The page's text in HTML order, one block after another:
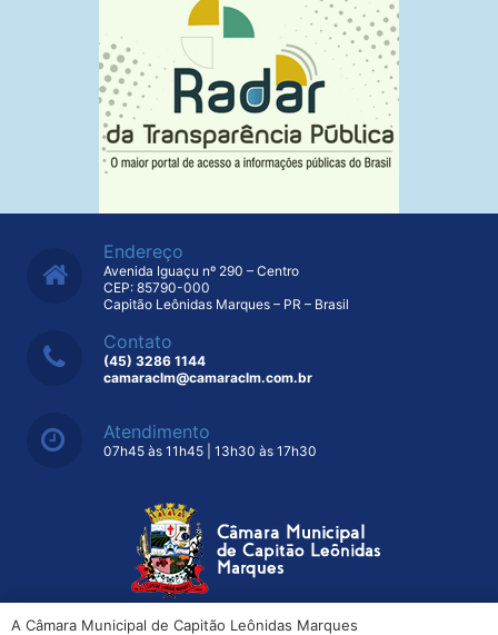
Endereço
Avenida Iguaçu nº 290 – Centro
CEP: 85790-000
Capitão Leônidas Marques – PR – Brasil
Contato
(45) 3286 1144
camaraclm@camaraclm.com.br
Atendimento
07h45 às 11h45 | 13h30 às 17h30
A Câmara Municipal de Capitão Leônidas Marques